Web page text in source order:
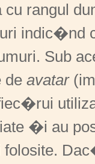
cu rangul
Sub
de avatar
�i au
folosite.